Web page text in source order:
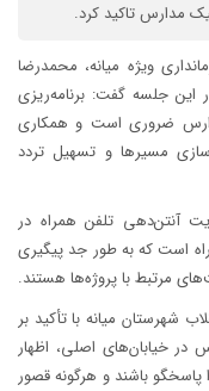
مدارس تاکید کرد.
ویژه میانه، محمدرضا
این جلسه گفت: برنامه‌ریزی
ضروری است و همکاری
مسیرها و تسهیل تردد
آنتن‌دهی تلفن همراه در
است که به طور جد پیگیری
مرتبط با پروژه‌ها هستند.
شهرستان میانه با تأکید بر
خیابان‌های اصلی، اظهار
باشند و هرگونه قصور